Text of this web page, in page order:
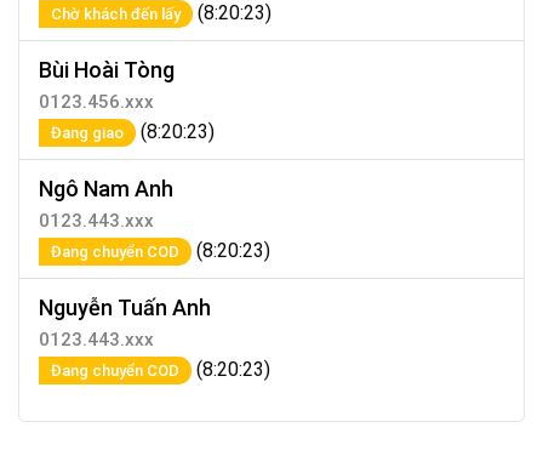
Chờ khách đến lấy (8:20:23)
Bùi Hoài Tòng
0123.456.xxx
Đang giao (8:20:23)
Ngô Nam Anh
0123.443.xxx
Đang chuyển COD (8:20:23)
Nguyễn Tuấn Anh
0123.443.xxx
Đang chuyển COD (8:20:23)